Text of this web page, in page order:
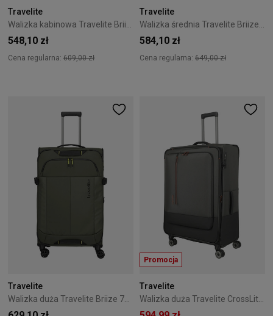
Travelite
548,10 zł
Cena regularna: 609,00 zł
Travelite
584,10 zł
Cena regularna: 649,00 zł
Travelite
Walizka duża Travelite Briize 78 cm Khaki
Promocja
Travelite
Walizka duża Travelite CrossLite 5.0 4K 81 cm Zielony